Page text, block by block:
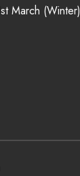
March (Winter)